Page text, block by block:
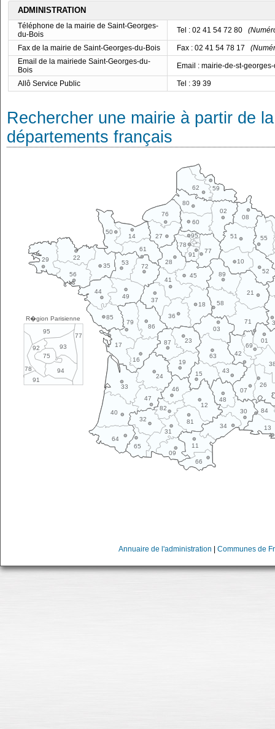
ADMINISTRATION
Téléphone de la mairie de Saint-Georges-
du-Bois
Tel : 02 41 54 72 80
Fax de la mairie de Saint-Georges-du-Bois Fax : 02 41 54 78 17
Email de la mairiede Saint-Georges-du-
Bois
Email : mairie-de-st-
Allô Service Public Tel : 39 39
Rechercher une mairie à partir de
départements français
R�gion Parisienne
77
78
91
95
93
75
94
92
10
11
12
13
14
15
16
17
18
19
21
22
23
24
26
27
28
29
30
31
32
33
34
35
36
37
40
41
42
43
44
45
46
47
48
49
50
51
52
53
55
56
58
59
60
61
62
63
64
65
66
69
01
02
03
07
08
09
71
72
76
77
78
79
80
81
82 84
85
86
87
89
91
95
Annuaire de l'administration Communes de